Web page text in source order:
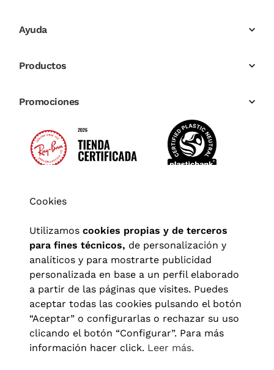
Ayuda
Productos
Promociones
Aviso legal| Política de privacidad Términos y condiciones
Política de cookies|Configuración de cookies
Cookies
Utilizamos cookies propias y de terceros
para fines técnicos, de personalización y
analíticos y para mostrarte publicidad
personalizada en base a un perfil elaborado
a partir de las páginas que visites. Puedes
aceptar todas las cookies pulsando el botón
“Aceptar” o configurarlas o rechazar su uso
clicando el botón “Configurar”. Para más
información hacer click. Leer más.